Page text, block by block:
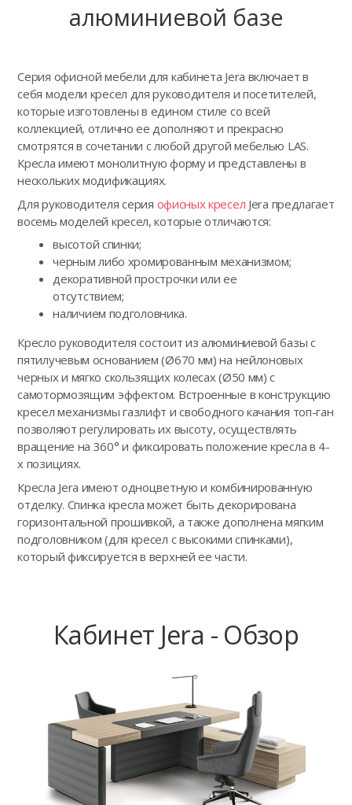
алюминиевой базе
Серия офисной мебели для кабинета Jera включает в
себя модели кресел для руководителя и посетителей,
которые изготовлены в едином стиле со всей
коллекцией, отлично ее дополняют и прекрасно
смотрятся в сочетании с любой другой мебелью LAS.
Кресла имеют монолитную форму и представлены в
нескольких модификациях.
Для руководителя серия офисных кресел Jera предлагает
восемь моделей кресел, которые отличаются:
высотой спинки;
черным либо хромированным механизмом;
декоративной прострочки или ее
отсутствием;
наличием подголовника.
Кресло руководителя состоит из алюминиевой базы с
пятилучевым основанием (Ø670 мм) на нейлоновых
черных и мягко скользящих колесах (Ø50 мм) с
самотормозящим эффектом. Встроенные в конструкцию
кресел механизмы газлифт и свободного качания топ-ган
позволяют регулировать их высоту, осуществлять
вращение на 360° и фиксировать положение кресла в 4-
х позициях.
Кресла Jera имеют одноцветную и комбинированную
отделку. Спинка кресла может быть декорирована
горизонтальной прошивкой, а также дополнена мягким
подголовником (для кресел с высокими спинками),
который фиксируется в верхней ее части.
Кабинет Jera - Обзор